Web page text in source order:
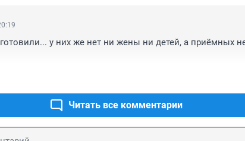
у них же нет ни жены ни детей, а приёмных
Читать все комментарии